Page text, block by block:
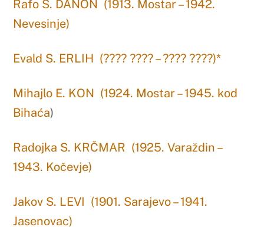
Rafo S. DANON (1913. Mostar – 1942.
Nevesinje)
Evald S. ERLIH (???? ???? – ???? ????)*
Mihajlo E. KON (1924. Mostar – 1945. kod
Bihaća)
Radojka S. KRČMAR (1925. Varaždin –
1943. Kočevje)
Jakov S. LEVI (1901. Sarajevo – 1941.
Jasenovac)